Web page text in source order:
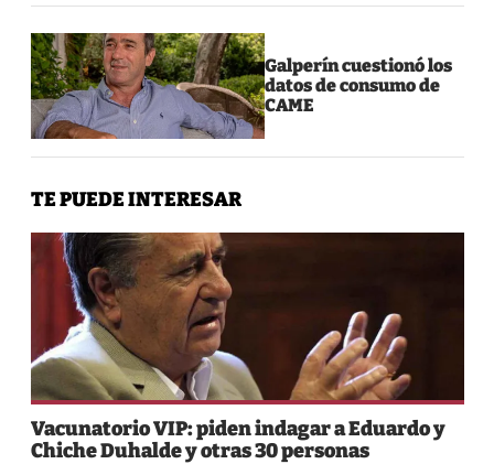
Galperín cuestionó los
datos de consumo de
CAME
TE PUEDE INTERESAR
Vacunatorio VIP: piden indagar a Eduardo y
Chiche Duhalde y otras 30 personas